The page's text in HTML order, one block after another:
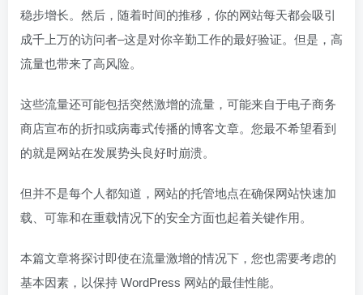
稳步增长。然后，随着时间的推移，你的网站每天都会吸引
成千上万的访问者–这是对你辛勤工作的最好验证。但是，高
流量也带来了高风险。
这些流量还可能包括突然激增的流量，可能来自于电子商务
商店宣布的折扣或病毒式传播的博客文章。您最不希望看到
的就是网站在发展势头良好时崩溃。
但并不是每个人都知道，网站的托管地点在确保网站快速加
载、可靠和在重载情况下的安全方面也起着关键作用。
本篇文章将探讨即使在流量激增的情况下，您也需要考虑的
基本因素，以保持 WordPress 网站的最佳性能。